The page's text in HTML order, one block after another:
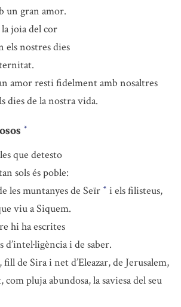
un gran amor.
joia del cor
els nostres dies
amor resti fidelment amb nosaltres
dies de la nostra vida.
*
que detesto
sols és poble:
les muntanyes de Seïr * i els filisteus,
viu a Siquem.
hi ha escrites
i de saber.
fill de Sira i net d’Eleazar, de Jerusalem,
com pluja abundosa, la saviesa del seu